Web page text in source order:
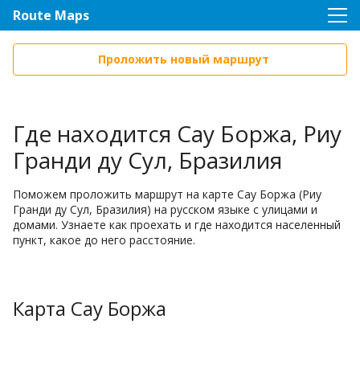
Route Maps
Проложить новый маршрут
Где находится Сау Боржа, Риу
Гранди ду Сул, Бразилия
Поможем проложить маршрут на карте Сау Боржа (Риу
Гранди ду Сул, Бразилия) на русском языке с улицами и
домами. Узнаете как проехать и где находится населенный
пункт, какое до него расстояние.
Карта Сау Боржа